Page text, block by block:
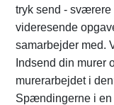
tryk send - sværere
videresende
samarbejder med.
Indsend din murer
murerarbejdet i
Spændingerne i en